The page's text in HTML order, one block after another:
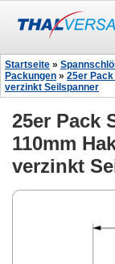
Startseite »
Packungen » 25er Pack
verzinkt Seilspanner
25er Pack
110mm
verzinkt